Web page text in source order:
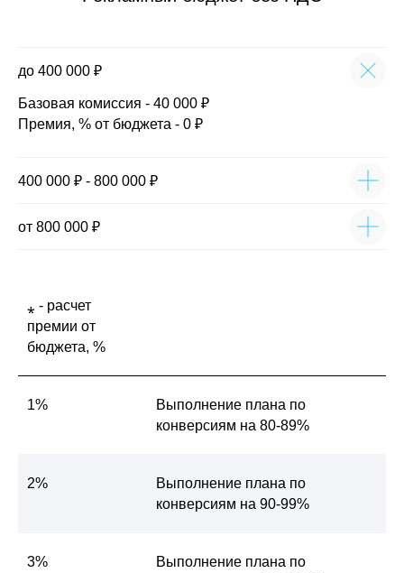
до 400 000 ₽
Базовая комиссия - 40 000 ₽
Премия, % от бюджета - 0 ₽
400 000 ₽ - 800 000 ₽
от 800 000 ₽
⁎ - расчет
премии от
бюджета, %
1%
Выполнение плана по
конверсиям на 80-89%
2%
Выполнение плана по
конверсиям на 90-99%
3%
Выполнение плана по
Гарантия корректности
маркировки рекламы:
о рекламе, включая все изменения,
по отправке отчетов в Единый реестр